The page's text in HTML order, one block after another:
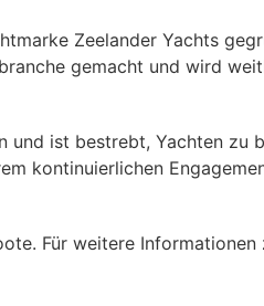
Zeelander Yachts
gemacht und wird
ist bestrebt, Yachten zu
kontinuierlichen
Für weitere